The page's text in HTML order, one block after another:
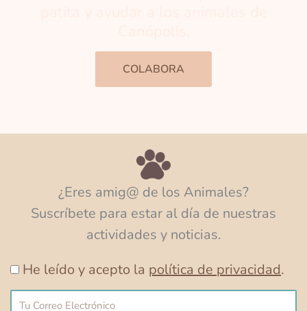
COLABORA
¿Eres amig@ de los Animales?
Suscríbete para estar al día de nuestras
actividades y noticias.
He leído y acepto la política de privacidad.
Correo